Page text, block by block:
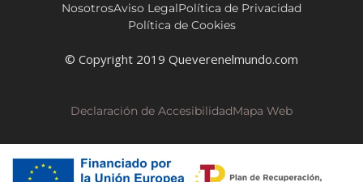
NosotrosAviso LegalPolítica de Privacidad
Política de Cookies
© Copyright 2019 Queverenelmundo.com
Declaración de AccesibilidadMapa Web